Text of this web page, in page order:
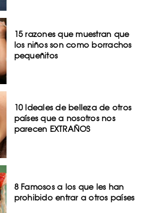
15 razones que muestran que
los niños son como borrachos
pequeñitos
10 Ideales de belleza de otros
países que a nosotros nos
parecen EXTRAÑOS
8 Famosos a los que les han
prohibido entrar a otros países